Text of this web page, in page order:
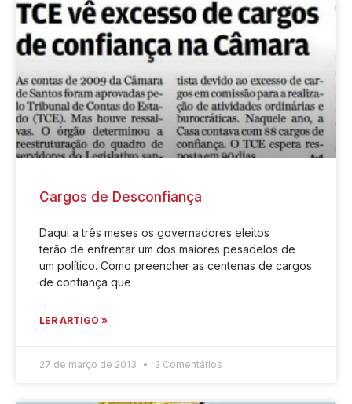
Cargos de Desconfiança
Daqui a três meses os governadores eleitos
terão de enfrentar um dos maiores pesadelos de
um político. Como preencher as centenas de cargos
de confiança que
LER ARTIGO »
27 de março de 2013 2 Comentários